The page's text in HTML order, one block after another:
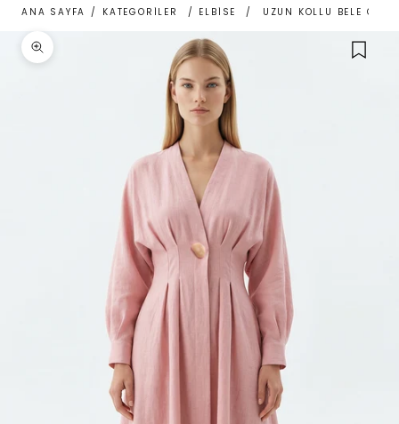
ANA SAYFA / KATEGORİLER / ELBİSE / UZUN KOLLU BELE
Yakınlaştır